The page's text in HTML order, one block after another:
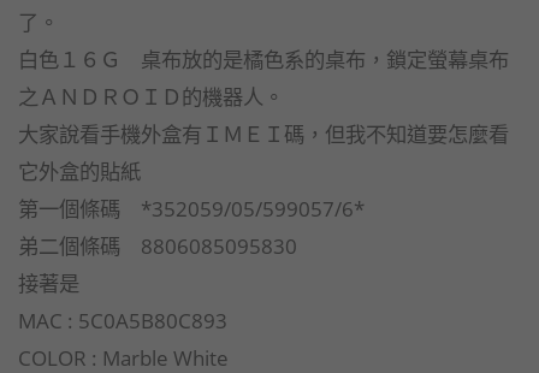
了。
白色１６Ｇ 桌布放的是橘色系的桌布，鎖定螢幕桌布
之ＡＮＤＲＯＩＤ的機器人。
大家說看手機外盒有ＩＭＥＩ碼，但我不知道要怎麼看
它外盒的貼紙
第一個條碼 *352059/05/599057/6*
弟二個條碼 8806085095830
接著是
MAC : 5C0A5B80C893
COLOR : Marble White